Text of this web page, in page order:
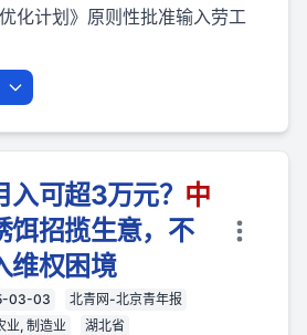
化计划》原则性批准输入劳工
可超3万元？ 中
饵招揽生意，不
维权困境
03-03
北青网-北京青年报
业, 制造业 湖北省